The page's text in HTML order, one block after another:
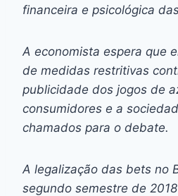
financeira e psicológica
A economista espera que
de medidas restritivas
publicidade dos jogos de
consumidores e a
chamados para o debate.
A legalização das bets no
segundo semestre de